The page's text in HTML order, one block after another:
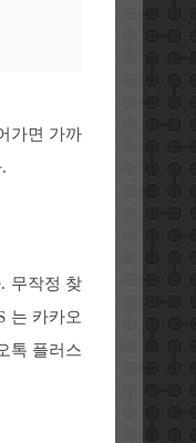
가면 가까
무작정 찾
는 카카오
톡 플러스